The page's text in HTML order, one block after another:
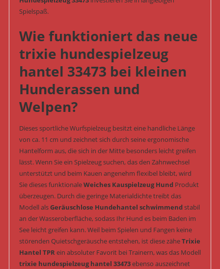
Spielspaß.
Wie funktioniert das neue
trixie hundespielzeug
hantel 33473 bei kleinen
Hunderassen und
Welpen?
Dieses sportliche Wurfspielzeug besitzt eine handliche Länge
von ca. 11 cm und zeichnet sich durch seine ergonomische
Hantelform aus, die sich in der Mitte besonders leicht greifen
lässt. Wenn Sie ein Spielzeug suchen, das den Zahnwechsel
unterstützt und beim Kauen angenehm flexibel bleibt, wird
Sie dieses funktionaleWeiches Kauspielzeug HundProdukt
überzeugen. Durch die geringe Materialdichte treibt das
Modell alsGeräuschlose Hundehantel schwimmendstabil
an der Wasseroberfläche, sodass Ihr Hund es beim Baden im
See leicht greifen kann. Weil beim Spielen und Fangen keine
störenden Quietschgeräusche entstehen, ist diese zäheTrixie
Hantel TPRein absoluter Favorit bei Trainern, was das Modell
trixie hundespielzeug hantel 33473ebenso auszeichnet